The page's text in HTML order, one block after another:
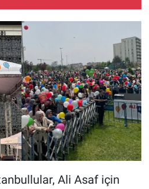
Ali Asaf için